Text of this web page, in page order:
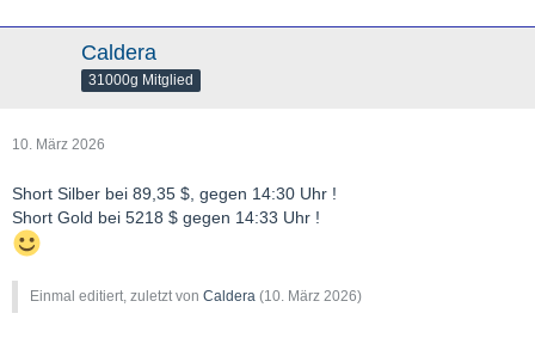
Caldera
31000g Mitglied
10. März 2026
Short Silber bei 89,35 $, gegen 14:30 Uhr !
Short Gold bei 5218 $ gegen 14:33 Uhr !
Einmal editiert, zuletzt von Caldera (10. März 2026)